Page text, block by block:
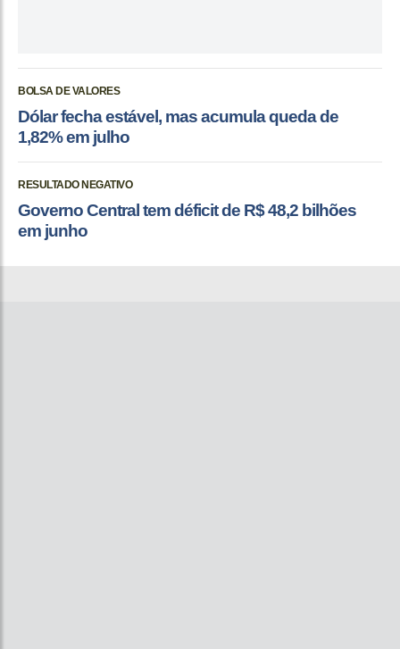
BOLSA DE VALORES
Dólar fecha estável, mas acumula queda de
1,82% em julho
RESULTADO NEGATIVO
Governo Central tem déficit de R$ 48,2 bilhões
em junho